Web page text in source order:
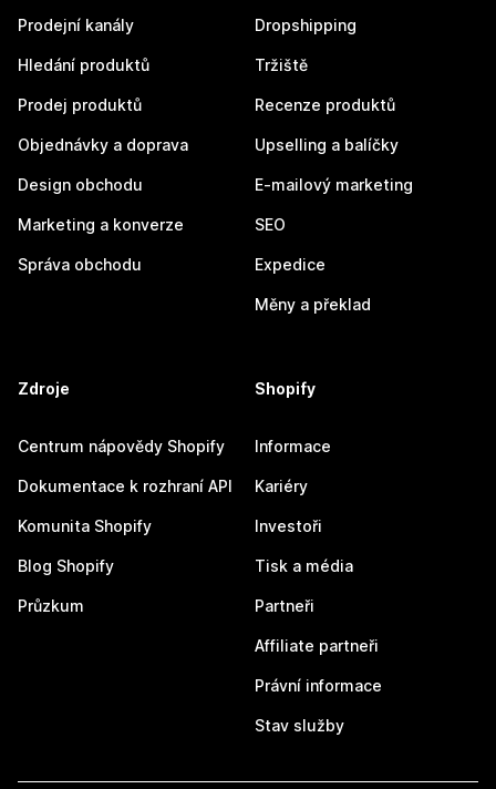
Prodejní kanály
Hledání produktů
Prodej produktů
Objednávky a doprava
Design obchodu
Marketing a konverze
Správa obchodu
Dropshipping
Tržiště
Recenze produktů
Upselling a balíčky
E-mailový marketing
SEO
Expedice
Měny a překlad
Zdroje
Centrum nápovědy Shopify
Dokumentace k rozhraní API
Komunita Shopify
Blog Shopify
Průzkum
Shopify
Informace
Kariéry
Investoři
Tisk a média
Partneři
Affiliate partneři
Právní informace
Stav služby